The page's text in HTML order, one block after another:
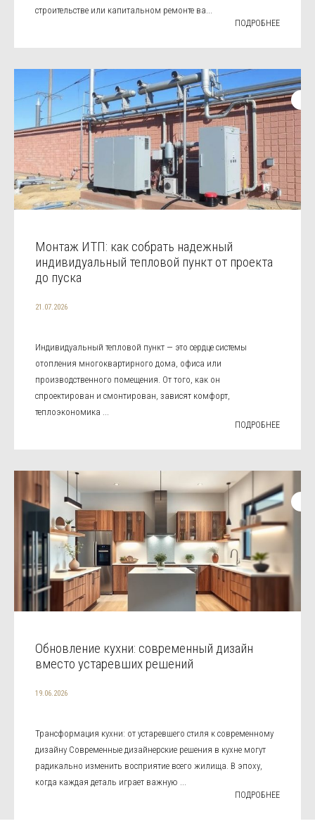
строительстве или капитальном ремонте ва...
ПОДРОБНЕЕ
Монтаж ИТП: как собрать надежный
индивидуальный тепловой пункт от проекта
до пуска
21.07.2026
Индивидуальный тепловой пункт — это сердце системы
отопления многоквартирного дома, офиса или
производственного помещения. От того, как он
спроектирован и смонтирован, зависят комфорт,
теплоэкономика ...
ПОДРОБНЕЕ
Обновление кухни: современный дизайн
вместо устаревших решений
19.06.2026
Трансформация кухни: от устаревшего стиля к современному
дизайну Современные дизайнерские решения в кухне могут
радикально изменить восприятие всего жилища. В эпоху,
когда каждая деталь играет важную ...
ПОДРОБНЕЕ